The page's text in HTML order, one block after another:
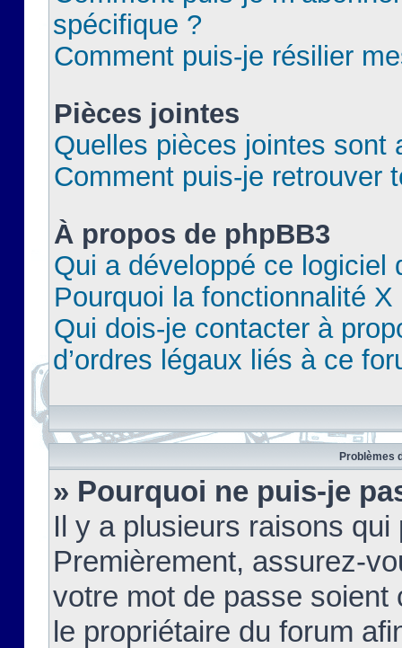
spécifique ?
Comment puis-je résilier
Pièces jointes
Quelles pièces jointes sont
Comment puis-je retrouver
À propos de phpBB3
Qui a développé ce logiciel
Pourquoi la fonctionnalité X
Qui dois-je contacter à
d’ordres légaux liés à ce
Problèmes
» Pourquoi ne puis-je
Il y a plusieurs raisons
Premièrement, assurez-
votre mot de passe soient
le propriétaire du forum